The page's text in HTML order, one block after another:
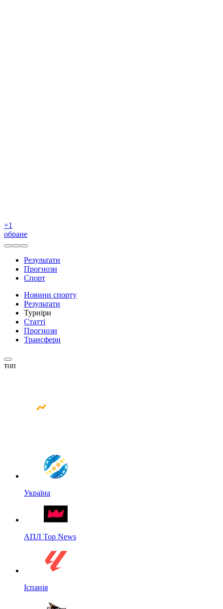
+1
обране
Результати
Прогнози
Спорт
Новини спорту
Результати
Турніри
Статті
Прогнози
Трансфери
топ
Україна
АПЛ Top News
Іспанія